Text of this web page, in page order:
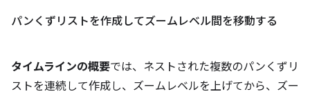
パンくずリストを作成してズームレベル間を移動する
タイムラインの概要では、ネストされた複数のパンくずリ
ストを連続して作成し、ズームレベルを上げてから、ズー